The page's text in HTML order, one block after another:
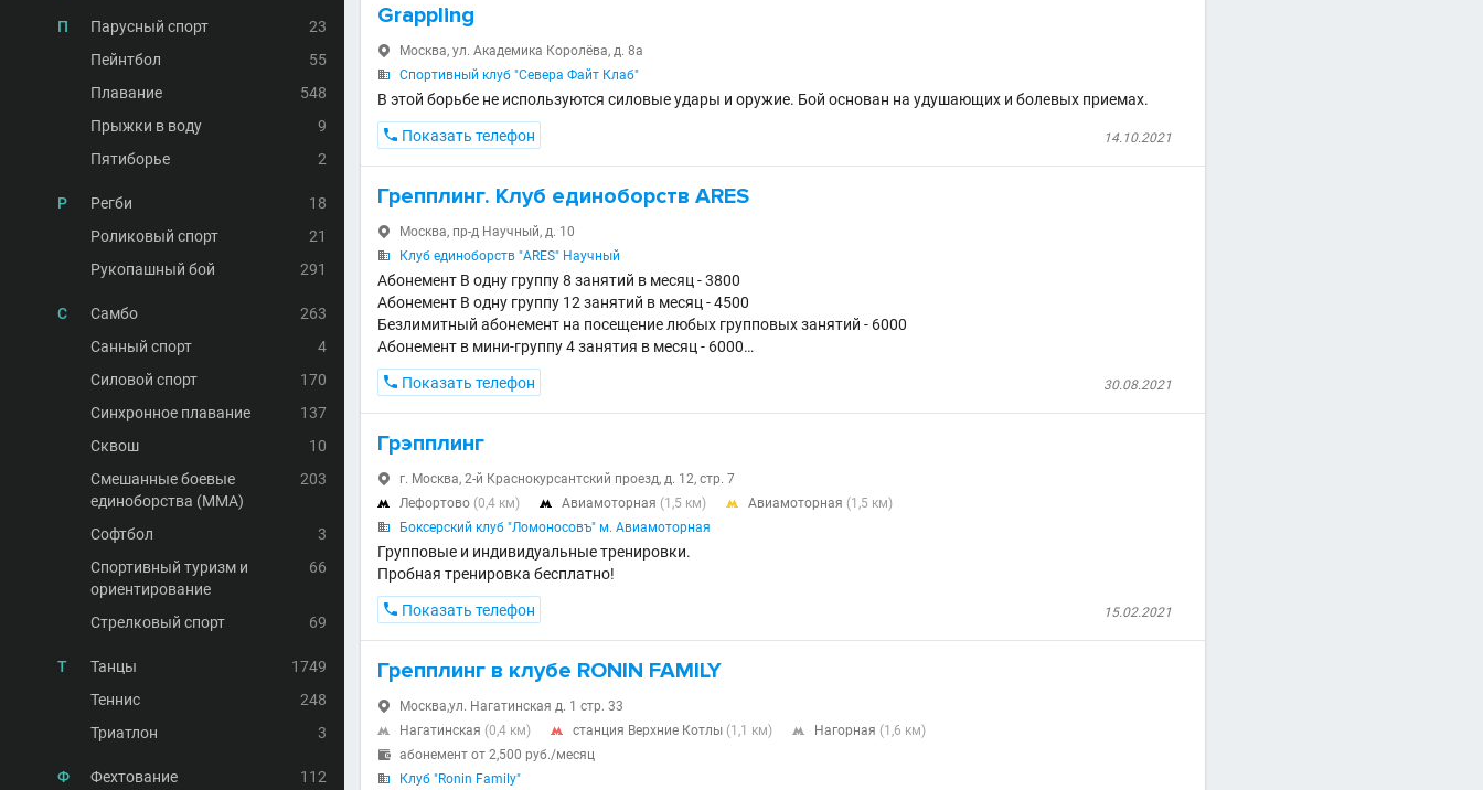
П Парусный спорт
23
Пейнтбол
55
Плавание
548
Прыжки в воду
9
Пятиборье
2
Р Регби
18
Роликовый спорт
21
Рукопашный бой
291
С Самбо
263
Санный спорт
4
Силовой спорт
170
Синхронное плавание
137
Сквош
10
Смешанные боевые
единоборства (MMA)
203
Софтбол
3
Спортивный туризм и
ориентирование
66
Стрелковый спорт 69
Т Танцы
1749
Теннис
248
Триатлон
3
Ф Фехтование
112
Grappling
 Москва, ул. Академика Королёва, д. 8а
 Спортивный клуб "Севера Файт Клаб"
В этой борьбе не используются силовые удары и оружие. Бой основан на удушающих и болевых приемах.
14.10.2021
 Показать телефон
Грепплинг. Клуб единоборств ARES
 Москва, пр-д Научный, д. 10
 Клуб единоборств "ARES" Научный
Абонемент В одну группу 8 занятий в месяц - 3800
Абонемент В одну группу 12 занятий в месяц - 4500
Безлимитный абонемент на посещение любых групповых занятий - 6000
Абонемент в мини-группу 4 занятия в месяц - 6000…
30.08.2021
 Показать телефон
Грэпплинг
 г. Москва, 2-й Краснокурсантский проезд, д. 12, стр. 7
 Лефортово (0,4 км)  Авиамоторная (1,5 км)  Авиамоторная (1,5 км)
 Боксерский клуб "Ломоносовъ" м. Авиамоторная
Групповые и индивидуальные тренировки.
Пробная тренировка бесплатно!
15.02.2021
 Показать телефон
Грепплинг в клубе RONIN FAMILY
 Москва,ул. Нагатинская д. 1 стр. 33
 Нагатинская (0,4 км)  станция Верхние Котлы (1,1 км)  Нагорная (1,6 км)
 абонемент от 2,500 руб./месяц
 Клуб "Ronin Family"